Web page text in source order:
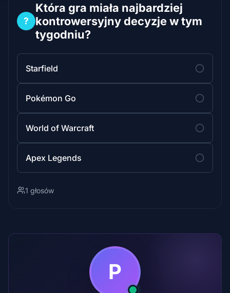
?
Która gra miała najbardziej
kontrowersyjny decyzje w tym
tygodniu?
Starfield
Pokémon Go
World of Warcraft
Apex Legends
1 głosów
P